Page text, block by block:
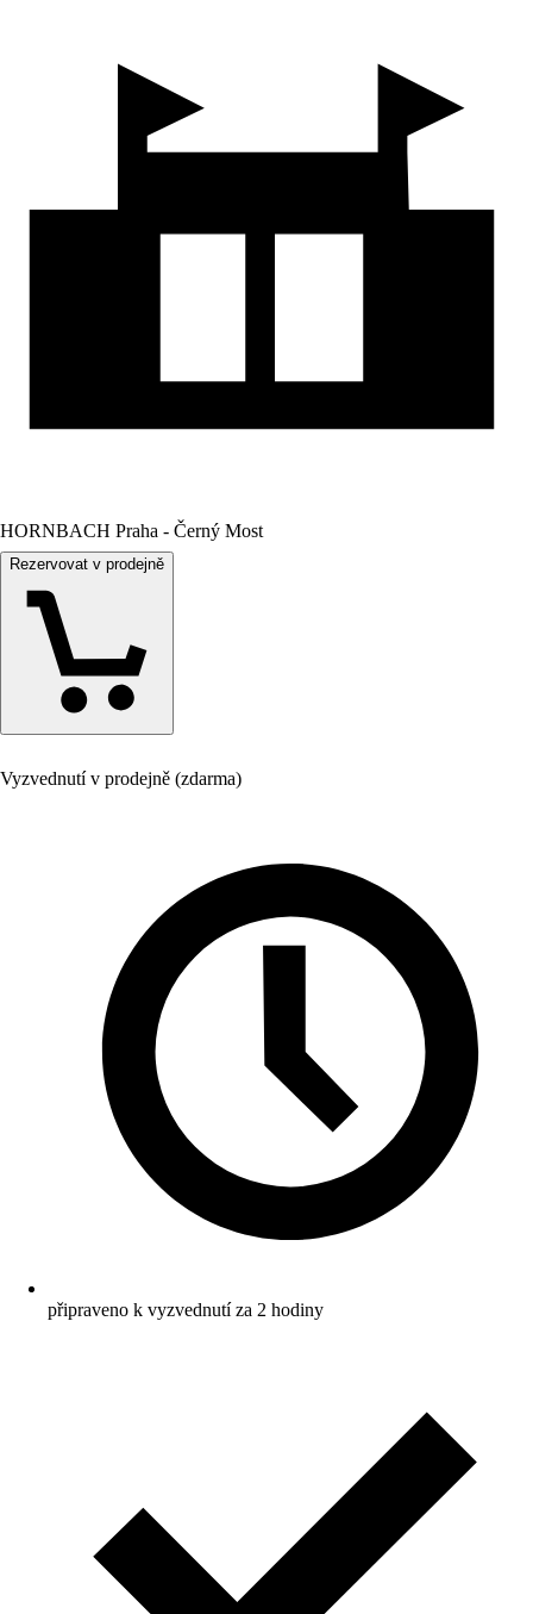
HORNBACH Praha - Černý Most
Rezervovat v prodejně
Vyzvednutí v prodejně (zdarma)
připraveno k vyzvednutí za 2 hodiny